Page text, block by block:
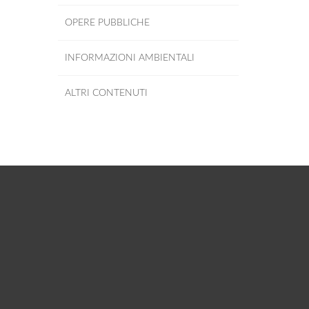
OPERE PUBBLICHE
INFORMAZIONI AMBIENTALI
ALTRI CONTENUTI